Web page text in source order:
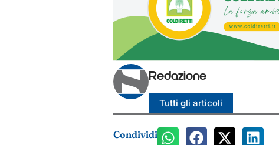
Redazione
Tutti gli articoli
Condividi